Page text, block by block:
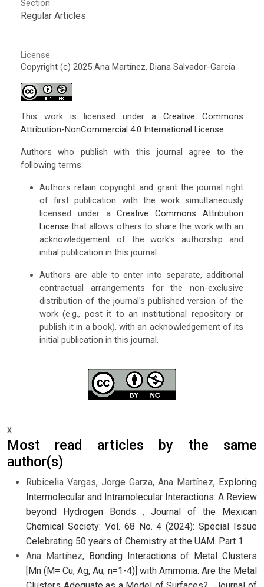
Section
Regular Articles
License
Copyright (c) 2025 Ana Martínez, Diana Salvador-García
This work is licensed under aCreative Commons
Attribution-NonCommercial 4.0 International License.
Authors who publish with this journal agree to the
following terms:
Authors retain copyright and grant the journal right
of first publication with the work simultaneously
licensed under aCreative Commons Attribution
License that allows others to share the work with an
acknowledgement of the work's authorship and
initial publication in this journal.
Authors are able to enter into separate, additional
contractual arrangements for the non-exclusive
distribution of the journal's published version of the
work (e.g., post it to an institutional repository or
publish it in a book), with an acknowledgement of its
initial publication in this journal.
x
Most read articles by the same
author(s)
Rubicelia Vargas, Jorge Garza, Ana Martínez, Exploring
Intermolecular and Intramolecular Interactions: A Review
beyond Hydrogen Bonds , Journal of the Mexican
Chemical Society: Vol. 68 No. 4 (2024): Special Issue
Celebrating 50 years of Chemistry at the UAM. Part 1
Ana Martínez, Bonding Interactions of Metal Clusters
[Mn (M= Cu, Ag, Au; n=1-4)] with Ammonia. Are the Metal